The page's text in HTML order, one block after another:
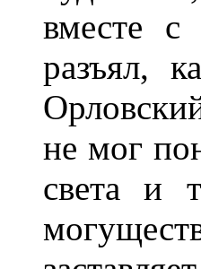
вместе
разъял,
не мог
света и